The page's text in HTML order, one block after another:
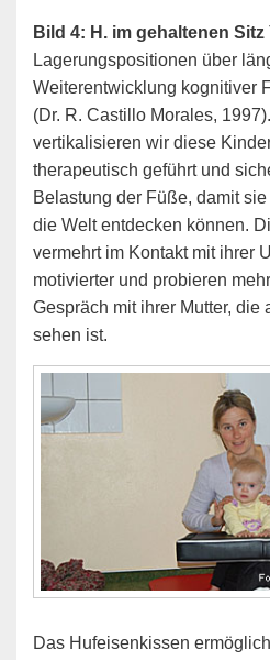
Bild 4: H. im gehaltenen Sitz
Lagerungspositionen über
Weiterentwicklung kognitiver
(Dr. R. Castillo Morales,
vertikalisieren wir diese
therapeutisch geführt und
Belastung der Füße, damit
die Welt entdecken können.
vermehrt im Kontakt mit ihrer
motivierter und probieren
Gespräch mit ihrer Mutter, die
sehen ist.
Das Hufeisenkissen